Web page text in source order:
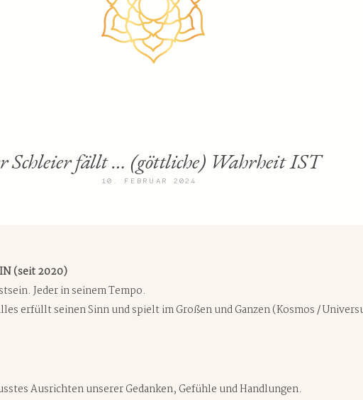
Schleier fällt … (göttliche) Wahrheit IST
10. FEBRUAR 2024
(seit 2020)
Jeder in seinem Tempo.
erfüllt seinen Sinn und spielt im Großen und Ganzen (Kosmos /
Ausrichten unserer Gedanken, Gefühle und Handlungen.